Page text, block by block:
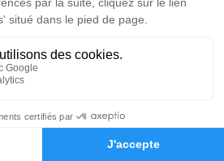
Hommages
Provence et Parc Mémorial
en-Provence